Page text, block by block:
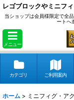
レゴブロックやミニフ
当ショップは会員様限定で全
ートへ
メニュー
カテゴリ ご利用案内
ホーム > ミニフィグ・ア